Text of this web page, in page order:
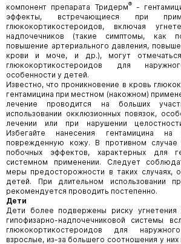
компонент препарата Тридерм®-
эффекты, встречающиеся при
глюкокортикостероидов, включая
надпочечников (такие симптомы, как
повышение артериального давления,
крови и моче, и др.), могут
глюкокортикостероидов для
особенности у детей.
Известно, что проникновение в кровь
гентамицина при местном (накожном)
лечение проводится на больших
использовании окклюзионных повязок,
лечении или при нарушении
Избегайте нанесения гентамицина
поврежденную кожу. В противном случае
побочных эффектов, характерных для
системном применении. Следует
меры предосторожности в таких случаях,
детей. При длительном использовании
рекомендуется проводить постепенно.
Дети
Дети более подвержены риску угнетения
гипофизарно-надпочечниковой системы
глюкокортикостероидов для
взрослые, из-за большего соотношения у